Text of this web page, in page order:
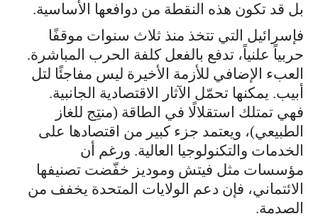
بل قد تكون هذه النقطة من دوافعها الأساسية.
فإسرائيل التي تتخذ منذ ثلاث سنوات موقفًا
حربياً علنياً، تدفع بالفعل كلفة الحرب المباشرة.
العبء الإضافي للأزمة الأخيرة ليس مفاجئًا لتل
أبيب. يمكنها تحمّل الآثار الاقتصادية الجانبية.
فهي تمتلك استقلالًا في الطاقة (منتِج للغاز
الطبيعي)، ويعتمد جزء كبير من اقتصادها على
الخدمات والتكنولوجيا العالية. ورغم أن
مؤسسات مثل فيتش وموديز خفّضت تصنيفها
الائتماني، فإن دعم الولايات المتحدة يخفف من
الصدمة.